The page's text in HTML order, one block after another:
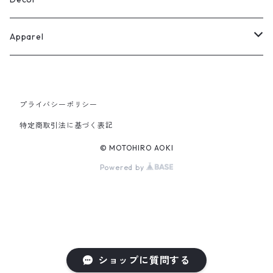
ショップに質問する
Apparel
Goods
プライバシーポリシー
特定商取引法に基づく表記
© MOTOHIRO AOKI
Powered by